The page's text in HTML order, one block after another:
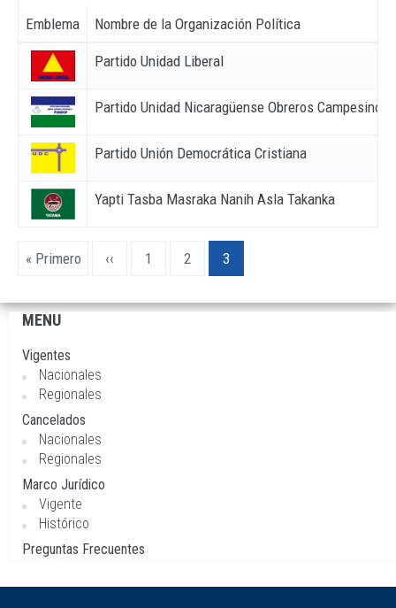
Emblema Nombre de la Organización Política
Partido Unidad Liberal
Partido Unidad Nicaragüense Obreros
Partido Unión Democrática Cristiana
Yapti Tasba Masraka Nanih Asla Takanka
Paginación
Primera
« Primero
Página
‹‹ Page
1 Page
2
Página
actual
3
Navegación
principal
MENU
Vigentes
Nacionales
Regionales
Cancelados
Nacionales
Regionales
Marco Jurídico
Vigente
Histórico
Preguntas Frecuentes